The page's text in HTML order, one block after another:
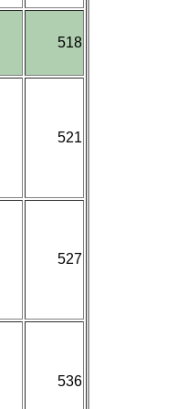
518
521
527
536